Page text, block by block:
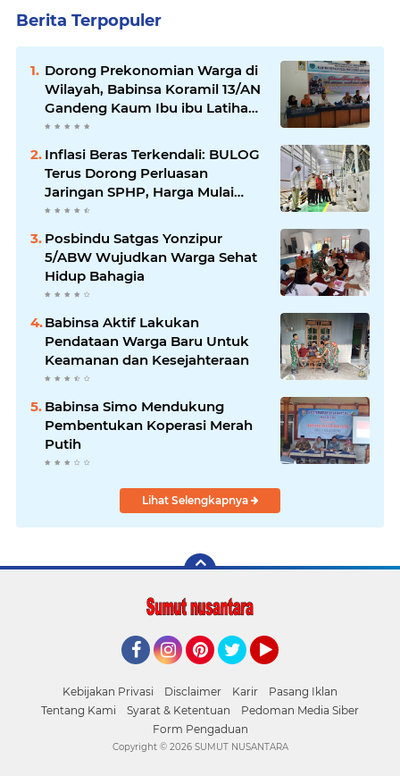
Berita Terpopuler
Dorong Prekonomian Warga di
Wilayah, Babinsa Koramil 13/AN
Gandeng Kaum Ibu ibu Latihan
Jahit Menjahit
Inflasi Beras Terkendali: BULOG
Terus Dorong Perluasan
Jaringan SPHP, Harga Mulai
Turun di Ratusan Daerah
Posbindu Satgas Yonzipur
5/ABW Wujudkan Warga Sehat
Hidup Bahagia
Babinsa Aktif Lakukan
Pendataan Warga Baru Untuk
Keamanan dan Kesejahteraan
Babinsa Simo Mendukung
Pembentukan Koperasi Merah
Putih
Lihat Selengkapnya
Kebijakan Privasi Disclaimer Karir
Pasang Iklan
Tentang Kami
Syarat & Ketentuan
Pedoman Media Siber
Form Pengaduan
Copyright © 2026 SUMUT NUSANTARA